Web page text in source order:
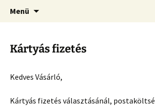
Kamionos
Kamionos Szakmai Nyelvleckék
Menü
Kártyás fizetés
Kedves Vásárló,
Kártyás fizetés választásánál,